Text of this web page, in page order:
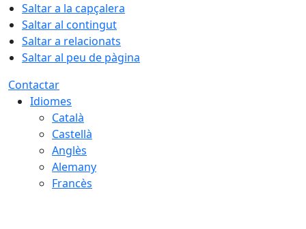
Saltar a la capçalera
Saltar al contingut
Saltar a relacionats
Saltar al peu de pàgina
Contactar
Idiomes
Català
Castellà
Anglès
Alemany
Francès